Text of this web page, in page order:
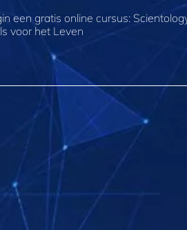
een gratis online cursus:
voor het Leven